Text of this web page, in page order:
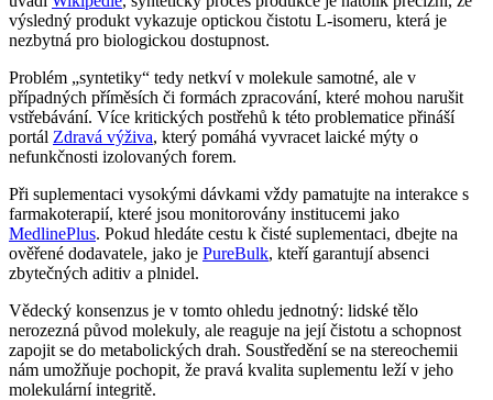
výsledný produkt vykazuje optickou čistotu L-isomeru, která je
nezbytná pro biologickou dostupnost.
Problém „syntetiky“ tedy netkví v molekule samotné, ale v
případných příměsích či formách zpracování, které mohou narušit
vstřebávání. Více kritických postřehů k této problematice přináší
portál Zdravá výživa, který pomáhá vyvracet laické mýty o
nefunkčnosti izolovaných forem.
Při suplementaci vysokými dávkami vždy pamatujte na interakce s
farmakoterapií, které jsou monitorovány institucemi jako
MedlinePlus. Pokud hledáte cestu k čisté suplementaci, dbejte na
ověřené dodavatele, jako je PureBulk, kteří garantují absenci
zbytečných aditiv a plnidel.
Vědecký konsenzus je v tomto ohledu jednotný: lidské tělo
nerozezná původ molekuly, ale reaguje na její čistotu a schopnost
zapojit se do metabolických drah. Soustředění se na stereochemii
nám umožňuje pochopit, že pravá kvalita suplementu leží v jeho
molekulární integritě.